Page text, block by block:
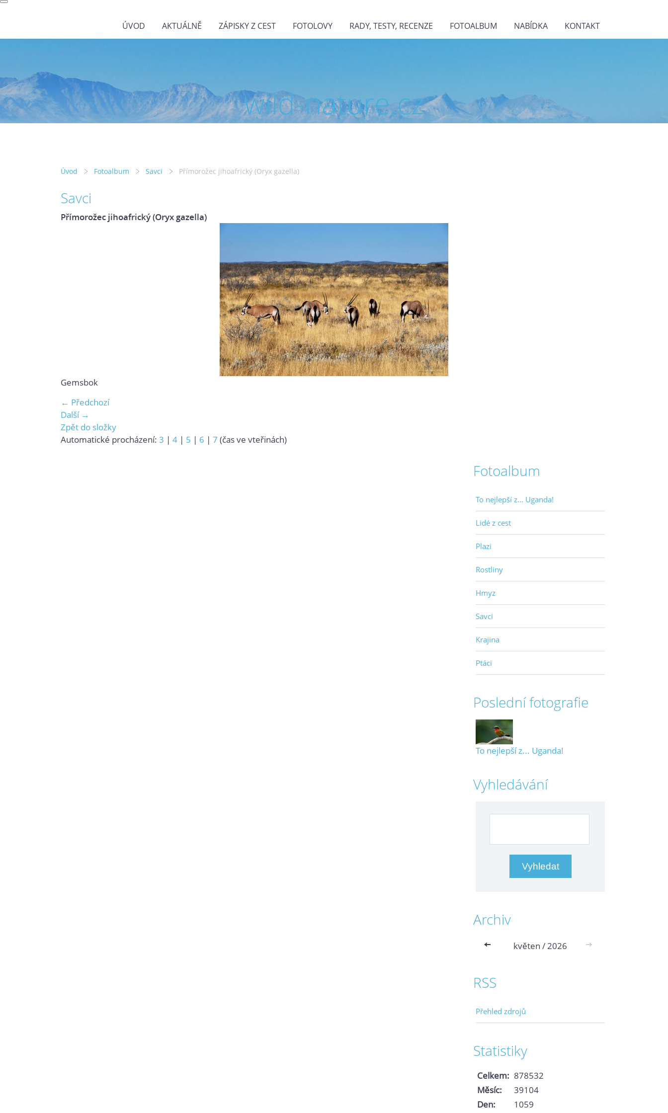
ÚVOD AKTUÁLNĚ ZÁPISKY Z CEST FOTOLOVY RADY, TESTY, RECENZE FOTOALBUM NABÍDKA KONTAKT
wild-nature.cz
Úvod Fotoalbum Savci Přímorožec jihoafrický (Oryx gazella)
Savci
Přímorožec jihoafrický (Oryx gazella)
Gemsbok
← Předchozí
Další →
Zpět do složky
Automatické procházení: 3 | 4 | 5 | 6 | 7 (čas ve vteřinách)
Fotoalbum
To nejlepší z... Uganda!
Lidé z cest
Plazi
Rostliny
Hmyz
Savci
Krajina
Ptáci
Poslední fotografie
To nejlepší z... Uganda!
Vyhledávání
Archiv
<< květen / 2026 >>
RSS
Přehled zdrojů
Statistiky
Celkem: 878532
Měsíc:
39104
Den:
1059